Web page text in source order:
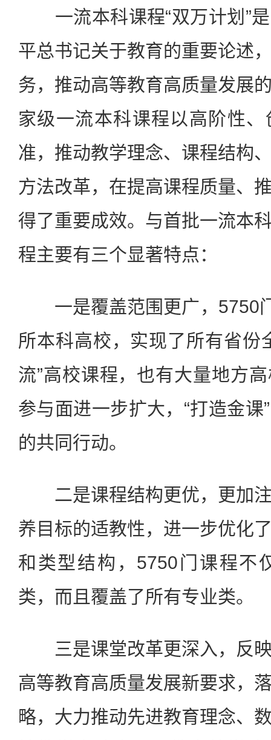
一流本科课程“双万计划”是
平总书记关于教育的重要论述
务，推动高等教育高质量发展
家级一流本科课程以高阶性
准，推动教学理念、课程结构
方法改革，在提高课程质量、
得了重要成效。与首批一流本
程主要有三个显著特点：
一是覆盖范围更广，5750
所本科高校，实现了所有省份
流”高校课程，也有大量地方
参与面进一步扩大，“打造金课
的共同行动。
二是课程结构更优，更加注
养目标的适教性，进一步优化
和类型结构，5750门课程不
类，而且覆盖了所有专业类。
三是课堂改革更深入，反映
高等教育高质量发展新要求，
略，大力推动先进教育理念、